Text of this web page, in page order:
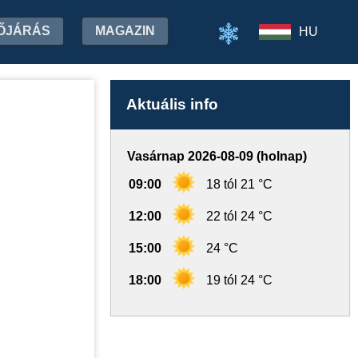
MAGAZIN HU
Aktuális info
Vasárnap 2026-08-09 (holnap)
09:00 18 tól 21 °C
12:00 22 tól 24 °C
15:00 24 °C
18:00 19 tól 24 °C